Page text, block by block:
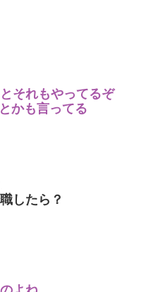
それもやってるぞ
かも言ってる
したら？